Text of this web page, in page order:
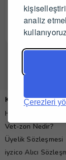
analiz
Çerezleri
Sterowash
ml
Tüm
Kurumsal
Hakkımızda
Vet-zon Nedir?
Üyelik Sözleşmesi
iyzico Alıcı